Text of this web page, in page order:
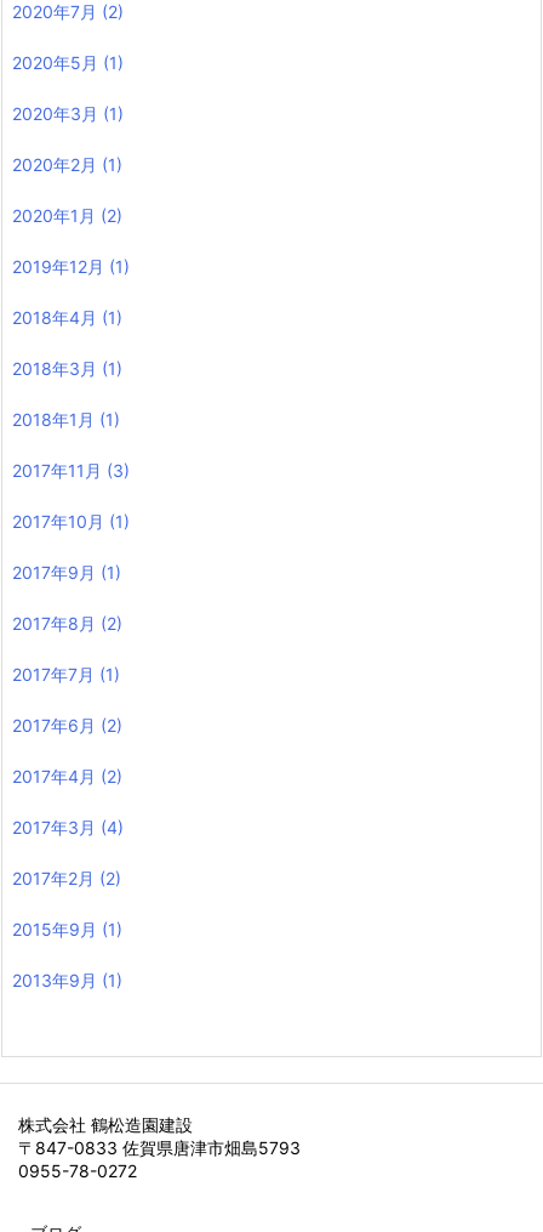
2020年7月 (2)
2020年5月 (1)
2020年3月 (1)
2020年2月 (1)
2020年1月 (2)
2019年12月 (1)
2018年4月 (1)
2018年3月 (1)
2018年1月 (1)
2017年11月 (3)
2017年10月 (1)
2017年9月 (1)
2017年8月 (2)
2017年7月 (1)
2017年6月 (2)
2017年4月 (2)
2017年3月 (4)
2017年2月 (2)
2015年9月 (1)
2013年9月 (1)
株式会社 鶴松造園建設
〒847-0833 佐賀県唐津市畑島5793
0955-78-0272